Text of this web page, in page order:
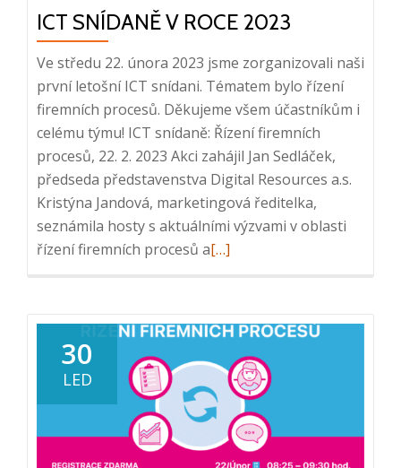
ICT SNÍDANĚ V ROCE 2023
Ve středu 22. února 2023 jsme zorganizovali naši
první letošní ICT snídani. Tématem bylo řízení
firemních procesů. Děkujeme všem účastníkům i
celému týmu! ICT snídaně: Řízení firemních
procesů, 22. 2. 2023 Akci zahájil Jan Sedláček,
předseda představenstva Digital Resources a.s.
Kristýna Jandová, marketingová ředitelka,
seznámila hosty s aktuálními výzvami v oblasti
řízení firemních procesů aRead
se
uskutečnila
první
ICT
snídaně
v
[…]
30
LED